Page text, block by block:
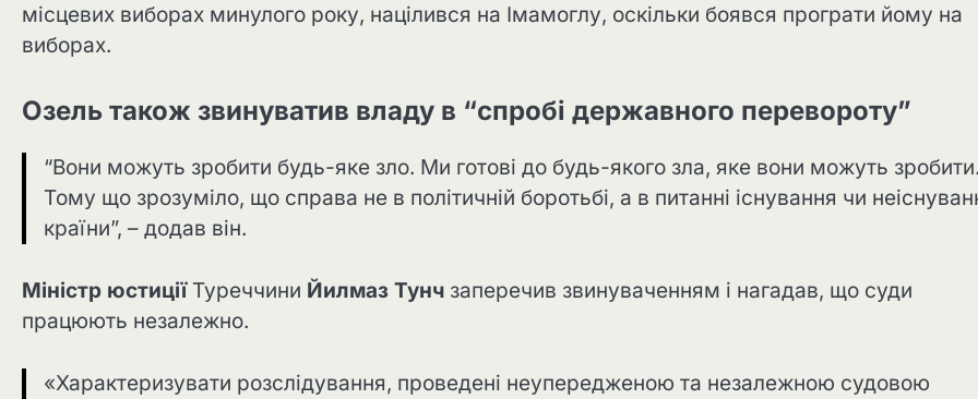
місцевих виборах минулого року, націлився на Імамоглу, оскільки боявся програти йому на
виборах.
Озель також звинуватив владу в “спробі державного перевороту”
“Вони можуть зробити будь-яке зло. Ми готові до будь-якого зла, яке вони можуть
Тому що зрозуміло, що справа не в політичній боротьбі, а в питанні існування чи
країни”, – додав він.
Міністр юстиціїТуреччини Йилмаз Тунч заперечив звинуваченням і нагадав, що суди
працюють незалежно.
«Характеризувати розслідування, проведені неупередженою та незалежною судовою